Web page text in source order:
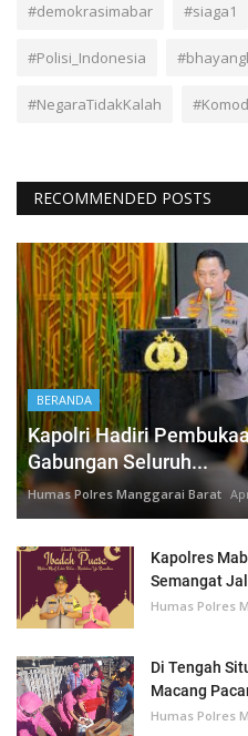
#demokrasimabar #siaga1
#Polisi_Indonesia
#NegaraTidakKalah
RECOMMENDED POSTS
BERANDA
Kapolri Hadiri
Gabungan Seluruh...
Humas Polres Manggarai Barat
Kapolres
Semangat
Humas Polres
Di Tengah
Macang
Humas Polres